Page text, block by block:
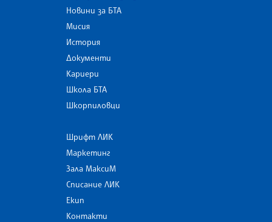
Новини за БТА
Мисия
История
Документи
Кариери
Школа БТА
Шкорпиловци
Шрифт ЛИК
Маркетинг
Зала МаксиМ
Списание ЛИК
Екип
Контакти